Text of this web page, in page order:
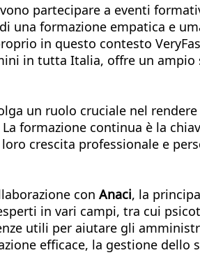
partecipare a eventi
una formazione empatica e
in questo contesto
in tutta Italia, offre un
un ruolo cruciale nel
formazione continua è la
crescita professionale e
con Anaci, la
in vari campi, tra cui
utili per aiutare gli
efficace, la gestione